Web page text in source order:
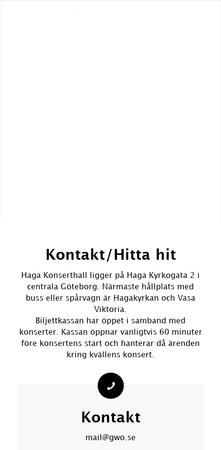
Kontakt/Hitta hit
Haga Konserthall ligger på Haga Kyrkogata 2 i
centrala Göteborg. Närmaste hållplats med
buss eller spårvagn är Hagakyrkan och Vasa
Viktoria.
Biljettkassan har öppet i samband med
konserter. Kassan öppnar vanligtvis 60 minuter
före konsertens start och hanterar då ärenden
kring kvällens konsert.
Kontakt
mail@gwo.se